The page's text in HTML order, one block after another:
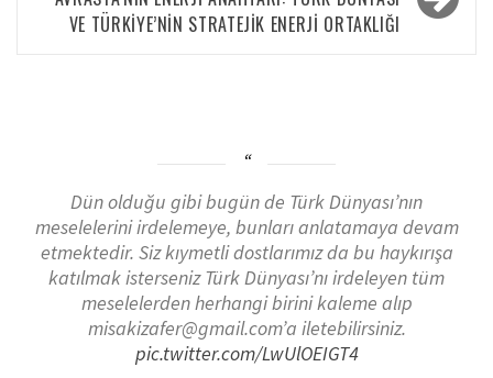
VE TÜRKİYE’NİN STRATEJİK ENERJİ ORTAKLIĞI
Dün olduğu gibi bugün de Türk Dünyası’nın
meselelerini irdelemeye, bunları anlatamaya devam
etmektedir. Siz kıymetli dostlarımız da bu haykırışa
katılmak isterseniz Türk Dünyası’nı irdeleyen tüm
meselelerden herhangi birini kaleme alıp
misakizafer@gmail.com’a iletebilirsiniz.
pic.twitter.com/LwUlOEIGT4